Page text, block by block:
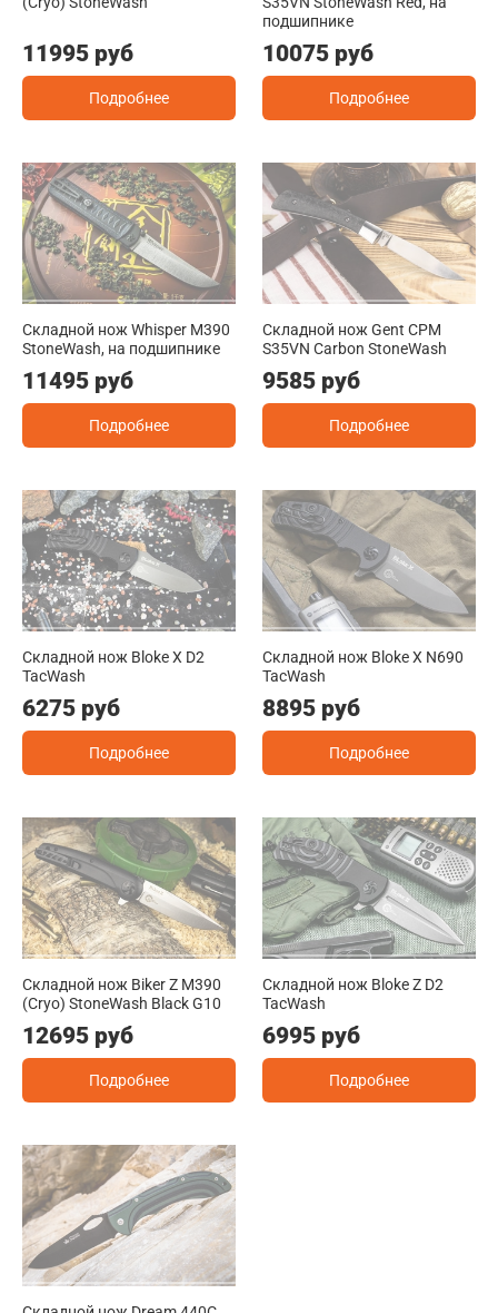
11995 руб
Подробнее
подшипнике
10075 руб
Подробнее
Складной нож Whisper M390
StoneWash, на подшипнике
11495 руб
Подробнее
Складной нож Gent CPM
S35VN Carbon StoneWash
9585 руб
Подробнее
Складной нож Bloke X D2
TacWash
6275 руб
Подробнее
Складной нож Bloke X N690
TacWash
8895 руб
Подробнее
Складной нож Biker Z M390
(Cryo) StoneWash Black G10
12695 руб
Подробнее
Складной нож Bloke Z D2
TacWash
6995 руб
Подробнее